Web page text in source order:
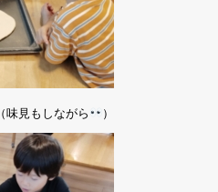
味見もしながら ）